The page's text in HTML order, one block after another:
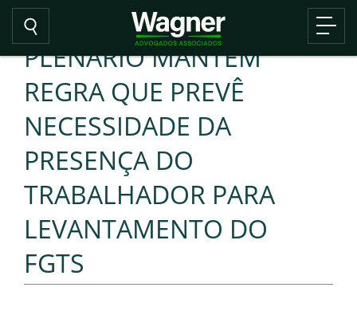
PLENÁRIO MANTÉM
REGRA QUE PREVÊ
NECESSIDADE DA
PRESENÇA DO
TRABALHADOR PARA
LEVANTAMENTO DO
FGTS